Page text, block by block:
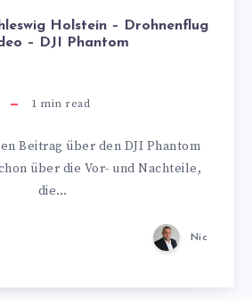
Holstein – Drohnenflug
– DJI Phantom
1 min read
Beitrag über den DJI Phantom
über die Vor- und Nachteile,
die…
Nic